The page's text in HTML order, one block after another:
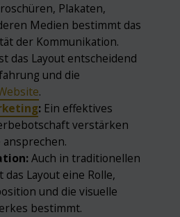
Plakaten,
Medien bestimmt das
der Kommunikation.
das Layout entscheidend
und die
.
: Ein effektives
verstärken
Auch in traditionellen
Layout eine Rolle,
und die visuelle
bestimmt.